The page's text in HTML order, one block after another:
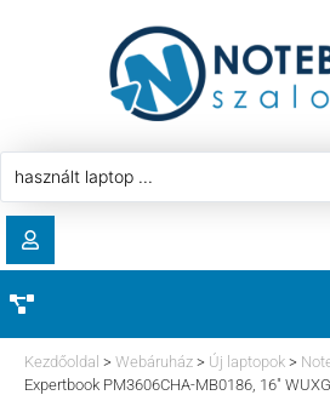
LETÖLTÉSEK
HASZNÁLT LAPTOP
AKCIÓ
Kezdőoldal > Webáruház > Új laptopok >
Expertbook PM3606CHA-MB0186, 16″